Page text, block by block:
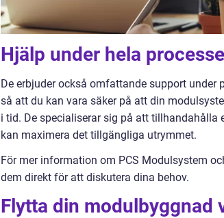
Hjälp under hela
De erbjuder också omfattande support
så att du kan vara säker på att din
i tid. De specialiserar sig på att
kan maximera det tillgängliga utrymmet.
För mer information om PCS Modulsystem
dem direkt för att diskutera dina behov.
Flytta din modulbyggnad